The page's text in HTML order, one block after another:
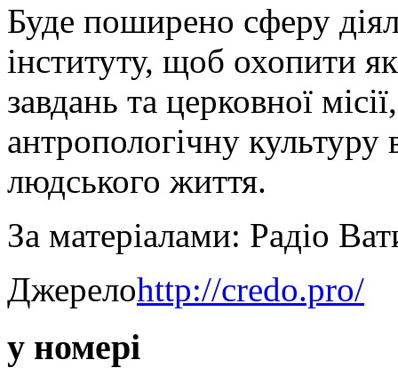
Буде поширено сферу
інституту, щоб охопити
завдань та церковної
антропологічну культуру
людського життя.
За матеріалами: Радіо
Джерелоhttp://credo.pro/
у номері